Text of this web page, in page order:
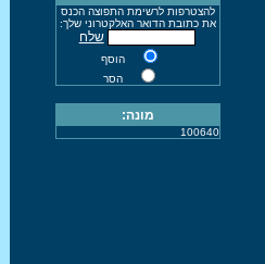
מד רפלקטיסיות
ציוד למדידות מכאניות
ציוד התזה וצביעה איירלס
ושירותי תיקונים
השחזת מקדחים עד קןטר 50
מ"מ
להצטרפות לרשימת התפוצה הכנס
את כתובת הדואר האלקטרוני שלך:
שלח
הוסף
הסר
מונה:
100640